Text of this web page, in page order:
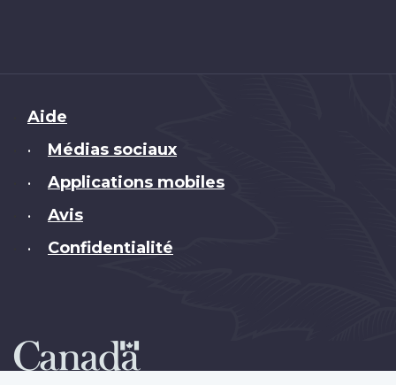
Brand
Aide
• Médias sociaux
• Applications mobiles
• Avis
• Confidentialité